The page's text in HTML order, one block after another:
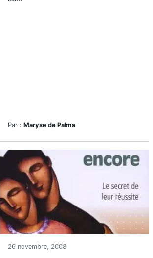
Par : Maryse de Palma
26 novembre, 2008